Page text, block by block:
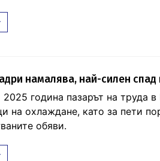
намалява, най-силен спад
година пазарът на труда
на охлаждане, като за пети
обяви.